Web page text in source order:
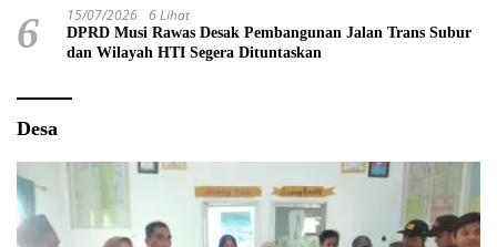
6 15/07/2026 6 Lihat
DPRD Musi Rawas Desak Pembangunan Jalan Trans Subur
dan Wilayah HTI Segera Dituntaskan
Desa